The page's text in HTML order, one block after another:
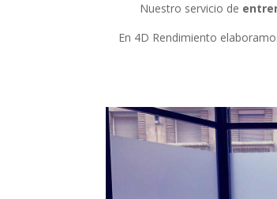
Nuestro servicio de
En 4D Rendimiento